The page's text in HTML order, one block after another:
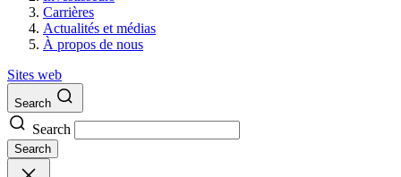
Carrières
Actualités et médias
À propos de nous
Sites web
Search
Search
Search